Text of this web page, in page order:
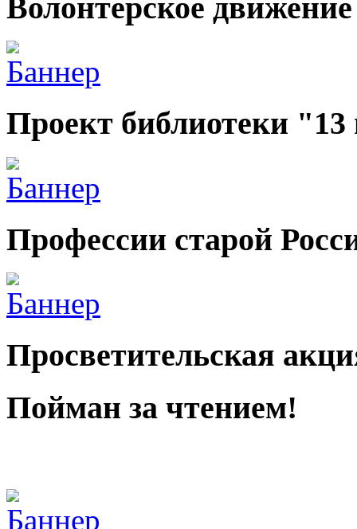
Волонтерское движение
Проект библиотеки
Профессии старой
Просветительская
Пойман за чтением!